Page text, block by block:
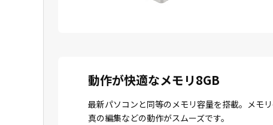
動作が快適なメモリ8GB
最新パソコンと同等のメモリ容量を搭載。メモ
真の編集などの動作がスムーズです。